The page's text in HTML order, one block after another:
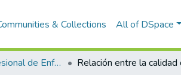
& Collections All of DSpace
Escuela Profesional de Enfermería